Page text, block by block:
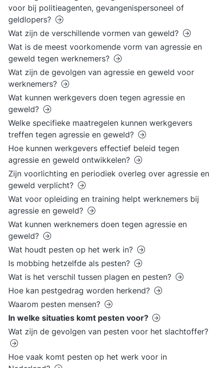
voor bij politieagenten, gevangenispersoneel of
geldlopers?
Wat zijn de verschillende vormen van geweld?
Wat is de meest voorkomende vorm van agressie en
geweld tegen werknemers?
Wat zijn de gevolgen van agressie en geweld voor
werknemers?
Wat kunnen werkgevers doen tegen agressie en
geweld?
Welke specifieke maatregelen kunnen werkgevers
treffen tegen agressie en geweld?
Hoe kunnen werkgevers effectief beleid tegen
agressie en geweld ontwikkelen?
Zijn voorlichting en periodiek overleg over agressie en
geweld verplicht?
Wat voor opleiding en training helpt werknemers bij
agressie en geweld?
Wat kunnen werknemers doen tegen agressie en
geweld?
Wat houdt pesten op het werk in?
Is mobbing hetzelfde als pesten?
Wat is het verschil tussen plagen en pesten?
Hoe kan pestgedrag worden herkend?
Waarom pesten mensen?
In welke situaties komt pesten voor?
Wat zijn de gevolgen van pesten voor het slachtoffer?
Hoe vaak komt pesten op het werk voor in